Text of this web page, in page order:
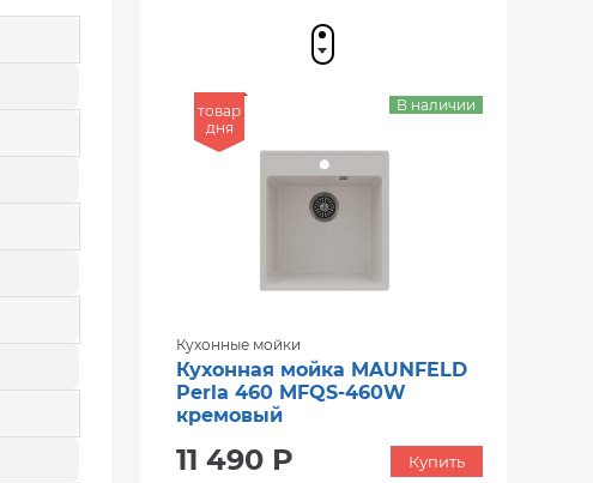
товар
дня
Кухонные мойки
Кухонная мойка MAUNFELD
Perla 460 MFQS-460W
кремовый
11 490 Р
В наличии
Купить